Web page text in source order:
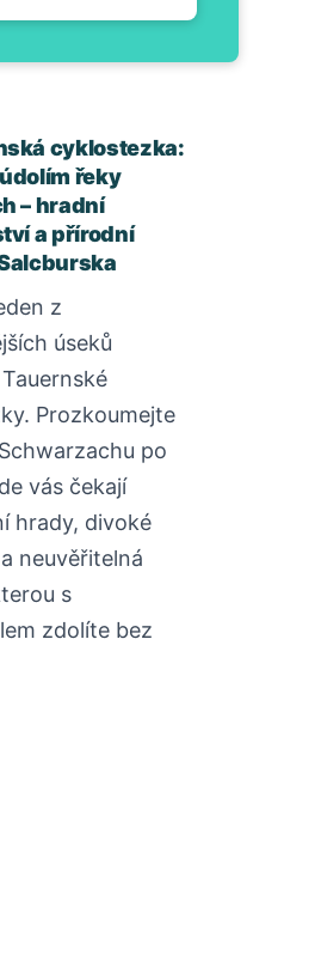
cyklostezka:
řeky
– hradní
a přírodní
z
úseků
Prozkoumejte
po
vás čekají
hrady, divoké
neuvěřitelná
s
zdolíte bez